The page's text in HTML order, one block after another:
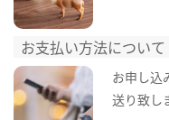
お支払い方法について
お申し込
送り致し